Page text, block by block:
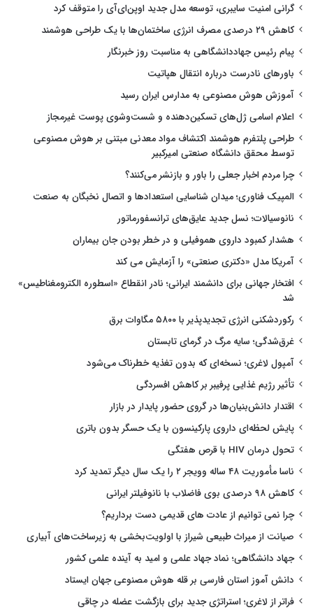
گرانی امنیت سایبری، توسعه مدل جدید اوپن‌ای‌آی را متوقف کرد
کاهش ۲۹ درصدی مصرف انرژی ساختمان‌ها با یک طراحی هوشمند
پیام رئیس جهاددانشگاهی به مناسبت روز خبرنگار
باورهای نادرست درباره انتقال هپاتیت
آموزش هوش مصنوعی به مدارس ایران رسید
اعلام اسامی ژل‌های تسکین‌دهنده و شست‌وشوی پوست غیرمجاز
طراحی پلتفرم هوشمند اکتشاف مواد معدنی مبتنی بر هوش مصنوعی
توسط محقق دانشگاه صنعتی امیرکبیر
چرا مردم اخبار جعلی را باور و بازنشر می‌کنند؟
المپیک فناوری؛ میدان شناسایی استعدادها و اتصال نخبگان به صنعت
نانوسیالات؛ نسل جدید عایق‌های ترانسفورماتور
هشدار کمبود داروی هموفیلی و در خطر بودن جان بیماران
آمریکا مدل «دکتری صنعتی» را آزمایش می کند
افتخار جهانی برای دانشمند ایرانی؛ نادر انقطاع «اسطوره الکترومغناطیس»
شد
رکوردشکنی انرژی تجدیدپذیر با ۵۸۰۰ مگاوات برق
غرق‌شدگی؛ سایه مرگ در گرمای تابستان
آمپول لاغری؛ نسخه‌ای که بدون تغذیه خطرناک می‌شود
تأثیر رژیم غذایی پرفیبر بر کاهش افسردگی
اقتدار دانش‌بنیان‌ها در گروی حضور پایدار در بازار
پایش لحظه‌ای داروی پارکینسون با یک حسگر بدون باتری
تحول درمان HIV با قرص هفتگی
ناسا مأموریت ۴۸ ساله وویجر ۲ را یک سال دیگر تمدید کرد
کاهش ۹۸ درصدی بوی فاضلاب با نانوفیلتر ایرانی
چرا نمی توانیم از عادت های قدیمی دست برداریم؟
صیانت از میراث طبیعی شیراز با اولویت‌بخشی به زیرساخت‌های آبیاری
جهاد دانشگاهی؛ نماد جهاد علمی و امید به آینده علمی کشور
دانش آموز استان فارسی بر قله هوش مصنوعی جهان ایستاد
فراتر از لاغری؛ استراتژی جدید برای بازگشت عضله در چاقی